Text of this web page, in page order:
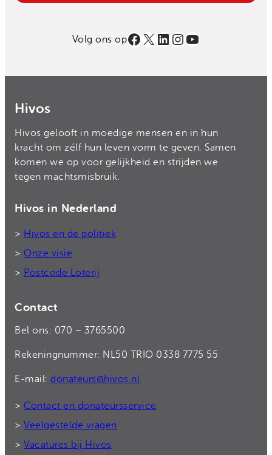
Volg ons opFacebook
X LinkedIn
Instagram
YouTube
Hivos
Hivos gelooft in moedige mensen en in hun
kracht om zélf hun leven vorm te geven. Samen
komen we op voor gelijkheid en strijden we
tegen machtsmisbruik.
Hivos in Nederland
> Hivos en de politiek
> Onze visie
> Postcode Loterij
Contact
Bel ons: 070 – 3765500
Rekeningnummer: NL50 TRIO 0338 7775 55
E-mail: donateurs@hivos.nl
> Contact en donateursservice
> Veelgestelde vragen
> Vacatures bij Hivos